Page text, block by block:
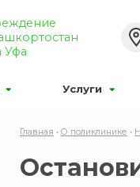
Р¦
Уфа
Услуги
Главная • О поликлинике •